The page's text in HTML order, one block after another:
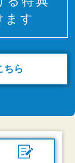
ます
ちら